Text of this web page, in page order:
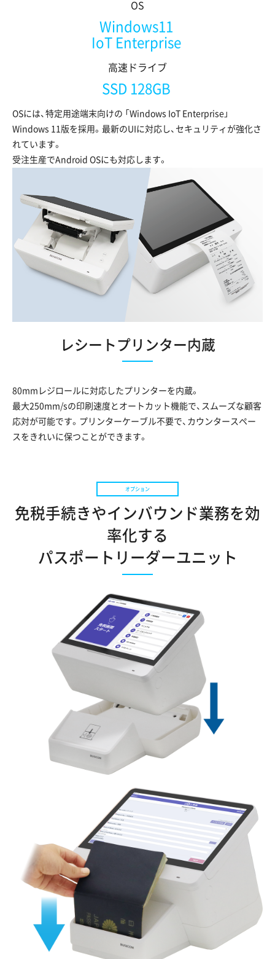
OS
Windows11
IoT Enterprise
高速ドライブ
SSD 128GB
OSには、特定用途端末向けの 「Windows IoT Enterprise」
Windows 11版を採用。最新のUIに対応し、セキュリティが強化さ
れています。
受注生産でAndroid OSにも対応します。
レシートプリンター内蔵
80mmレジロールに対応したプリンターを内蔵。
最大250mm/sの印刷速度とオートカット機能で、スムーズな顧客
応対が可能です。プリンターケーブル不要で、カウンタースペー
スをきれいに保つことができます。
免税手続きやインバウンド業務を効
率化する
パスポートリーダーユニット